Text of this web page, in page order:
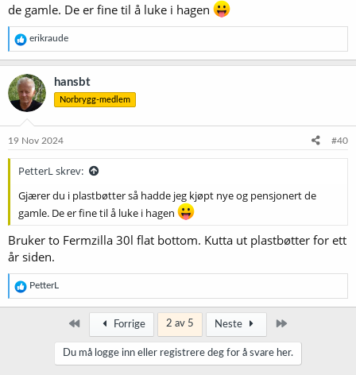
de gamle. De er fine til å luke i hagen
R
e
a
k
s
j
o
e
erikraude
hansbt
Norbrygg-medlem
19 Nov 2024 #40
PetterL skrev:
Gjærer du i plastbøtter så hadde jeg kjøpt nye og pensjonert de
gamle. De er fine til å luke i hagen
Bruker to Fermzilla 30l flat bottom. Kutta ut plastbøtter for ett
år siden.
R
e
a
PetterL
Først Forrige 2 av 5 Neste
Du må logge inn eller registrere deg for å svare her.